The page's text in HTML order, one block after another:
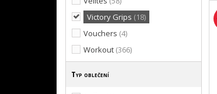
Victory Grips (18)
Vouchers (4)
Workout (366)
Typ oblečení